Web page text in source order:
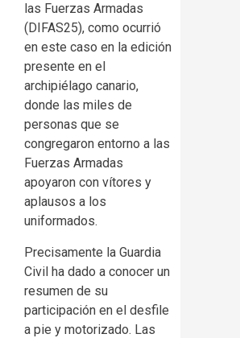
las Fuerzas Armadas
(DIFAS25), como ocurrió
en este caso en la edición
presente en el
archipiélago canario,
donde las miles de
personas que se
congregaron entorno a las
Fuerzas Armadas
apoyaron con vítores y
aplausos a los
uniformados.
Precisamente la Guardia
Civil ha dado a conocer un
resumen de su
participación en el desfile
a pie y motorizado. Las